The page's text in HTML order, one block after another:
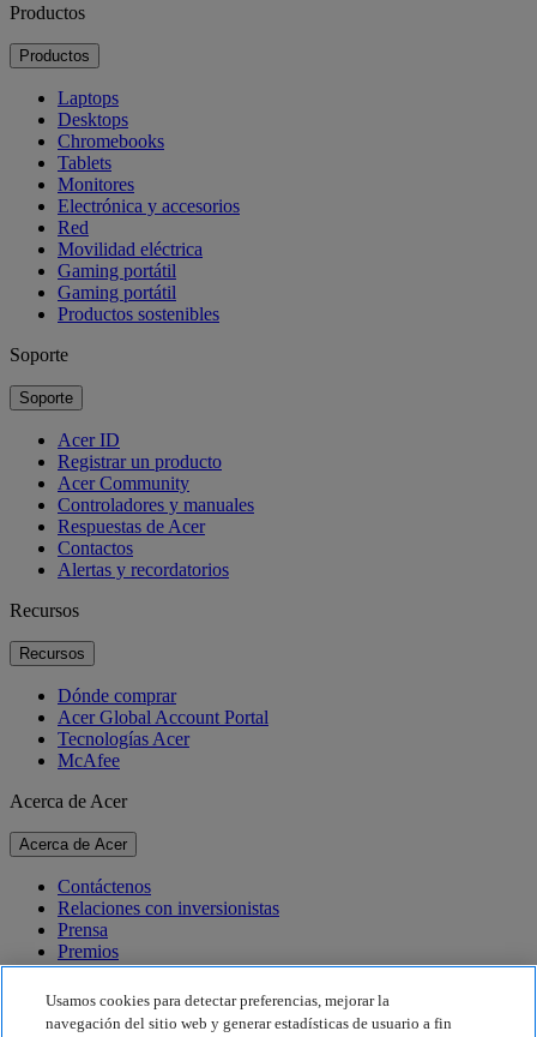
Productos
Productos
Laptops
Desktops
Chromebooks
Tablets
Monitores
Electrónica y accesorios
Red
Movilidad eléctrica
Gaming portátil
Gaming portátil
Productos sostenibles
Soporte
Soporte
Acer ID
Registrar un producto
Acer Community
Controladores y manuales
Respuestas de Acer
Contactos
Alertas y recordatorios
Recursos
Recursos
Dónde comprar
Acer Global Account Portal
Tecnologías Acer
McAfee
Acerca de Acer
Acerca de Acer
Contáctenos
Relaciones con inversionistas
Prensa
Premios
Eventos
Sostenibilidad
Usamos cookies para detectar preferencias, mejorar la
navegación del sitio web y generar estadísticas de usuario a fin